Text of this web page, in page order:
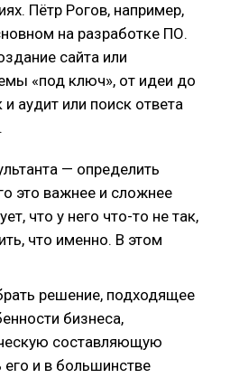
Пётр Рогов, например,
на разработке ПО.
сайта или
«под ключ», от идеи до
и аудит или поиск ответа
— определить
это важнее и сложнее
что у него что-то не так,
что именно. В этом
решение, подходящее
бизнеса,
составляющую
его и в большинстве